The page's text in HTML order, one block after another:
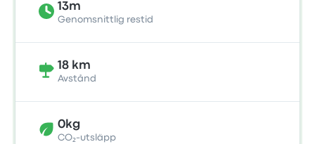
13m
Genomsnittlig restid
18 km
Avstånd
0kg
CO₂-utsläpp